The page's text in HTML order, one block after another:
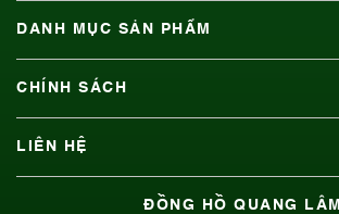
DANH MỤC SẢN PHẨM
CHÍNH SÁCH
LIÊN HỆ
ĐỒNG HỒ QUANG LÂM